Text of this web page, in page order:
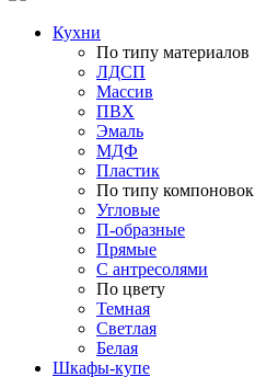
Кухни
По типу материалов
ЛДСП
Массив
ПВХ
Эмаль
МДФ
Пластик
По типу компоновок
Угловые
П-образные
Прямые
С антресолями
По цвету
Темная
Светлая
Белая
Шкафы-купе